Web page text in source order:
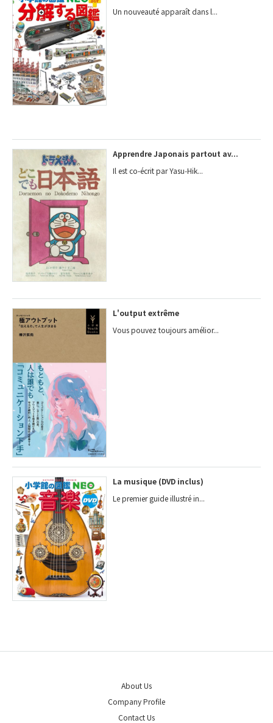
Un nouveauté apparaît dans l...
Apprendre Japonais partout av...
Il est co-écrit par Yasu‑Hik...
L'output extrême
Vous pouvez toujours amélior...
La musique (DVD inclus)
Le premier guide illustré in...
About Us
Company Profile
Contact Us